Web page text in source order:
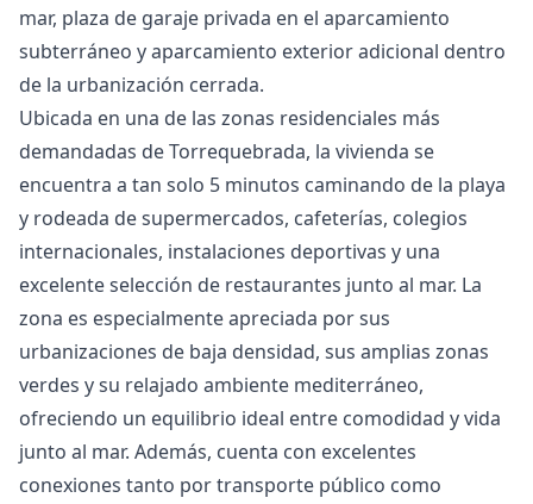
mar, plaza de garaje privada en el aparcamiento
subterráneo y aparcamiento exterior adicional dentro
de la urbanización cerrada.
Ubicada en una de las zonas residenciales más
demandadas de Torrequebrada, la vivienda se
encuentra a tan solo 5 minutos caminando de la playa
y rodeada de supermercados, cafeterías, colegios
internacionales, instalaciones deportivas y una
excelente selección de restaurantes junto al mar. La
zona es especialmente apreciada por sus
urbanizaciones de baja densidad, sus amplias zonas
verdes y su relajado ambiente mediterráneo,
ofreciendo un equilibrio ideal entre comodidad y vida
junto al mar. Además, cuenta con excelentes
conexiones tanto por transporte público como